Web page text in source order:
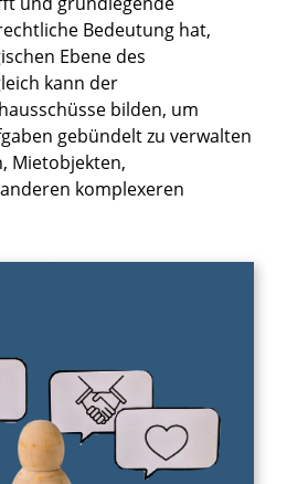
Bedeutung hat,
Ebene des
kann der
bilden, um
gebündelt zu verwalten
Mietobjekten,
komplexeren